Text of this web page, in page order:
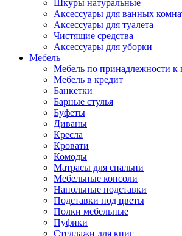
Шкуры натуральные
Аксессуары для ванных
Аксессуары для туалета
Чистящие средства
Аксессуары для уборки
Мебель
Мебель по принадлежности к
Мебель в кредит
Банкетки
Барные стулья
Буфеты
Диваны
Кресла
Кровати
Комоды
Матрасы для спальни
Мебельные консоли
Напольные подставки
Подставки под цветы
Полки мебельные
Пуфики
Стеллажи для книг